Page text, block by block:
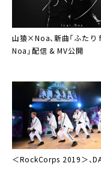
山猿×Noa、新曲「ふたり
Noa」配信 & MV公開
＜RockCorps 2019＞、